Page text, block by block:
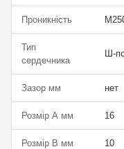
Проникність
Тип
сердечника
Ш-
Зазор мм нет
Розмір А мм 16
Розмір В мм 10